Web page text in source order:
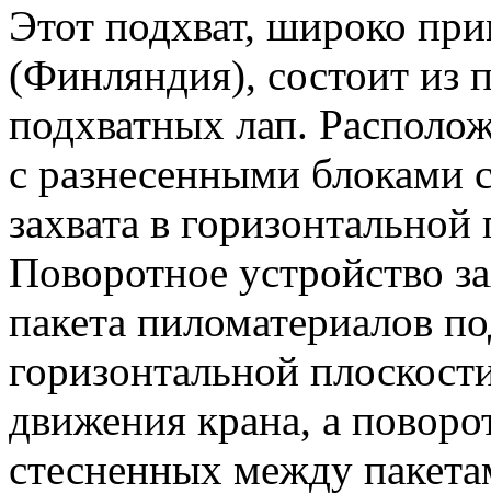
Этот подхват, широко
(Финляндия), состоит из
подхватных лап.
с разнесенными блоками
захвата в горизонтальной
Поворотное устройство
пакета пиломатериалов
горизонтальной
движения крана, а
стесненных между